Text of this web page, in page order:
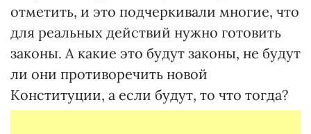
отметить, и это подчеркивали многие, что
для реальных действий нужно готовить
законы. А какие это будут законы, не будут
ли они противоречить новой
Конституции, а если будут, то что тогда?